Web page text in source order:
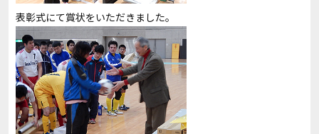
表彰式にて賞状をいただきました。